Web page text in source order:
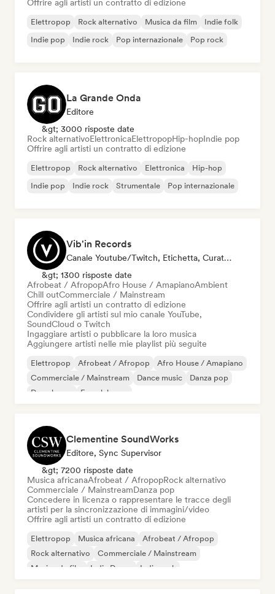
Offrire agli artisti un contratto di edizione
Elettropop Rock alternativo Musica da film
Indie folk
Indie pop
Indie rock Pop internazionale Pop rock
La Grande Onda
Editore
&gt; 3000 risposte date
Rock alternativoElettronicaElettropopHip-hopIndie pop
Offrire agli artisti un contratto di edizione
Elettropop Rock alternativo Elettronica
Hip-hop
Indie pop
Indie rock Strumentale Pop internazionale
Vib'in Records
Canale Youtube/Twitch, Etichetta, Curatore Di Playlist, Editore
&gt; 1300 risposte date
Afrobeat / AfropopAfro House / AmapianoAmbient
Chill outCommerciale / Mainstream
Offrire agli artisti un contratto di edizione
Condividere gli artisti sul mio canale YouTube,
SoundCloud o Twitch
Ingaggiare artisti o pubblicare la loro musica
Aggiungere artisti nelle mie playlist più seguite
Elettropop Afrobeat / Afropop
Afro House / Amapiano
Commerciale / Mainstream
Dance music
Danza pop
Deep house
French house
Clementine SoundWorks
Editore, Sync Supervisor
&gt; 7200 risposte date
Musica africanaAfrobeat / AfropopRock alternativo
Commerciale / MainstreamDanza pop
Concedere in licenza o rappresentare le tracce degli
artisti per la sincronizzazione di immagini/video
Offrire agli artisti un contratto di edizione
Elettropop Musica africana
Afrobeat / Afropop
Rock alternativo
Commerciale / Mainstream
Musica da film
Indie Dance Indie rock